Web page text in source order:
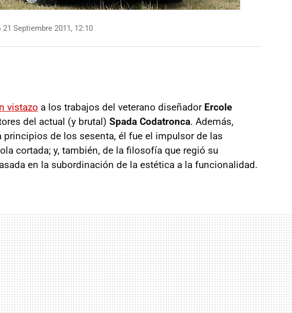
Septiembre 2011, 12:10
vistazo a los trabajos del veterano diseñador Ercole
del actual (y brutal) Spada Codatronca. Además,
principios de los sesenta, él fue el impulsor de las
cortada; y, también, de la filosofía que regió su
en la subordinación de la estética a la funcionalidad.